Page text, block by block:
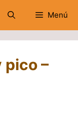
Menú
pico –